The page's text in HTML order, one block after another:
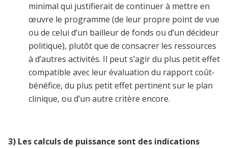
minimal qui justifierait de continuer à mettre en
œuvre le programme (de leur propre point de vue
ou de celui d’un bailleur de fonds ou d’un décideur
politique), plutôt que de consacrer les ressources
à d’autres activités. Il peut s’agir du plus petit effet
compatible avec leur évaluation du rapport coût-
bénéfice, du plus petit effet pertinent sur le plan
clinique, ou d’un autre critère encore.
3) Les calculs de puissance sont des indications